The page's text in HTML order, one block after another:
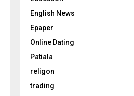
English News
Epaper
Online Dating
Patiala
religon
trading